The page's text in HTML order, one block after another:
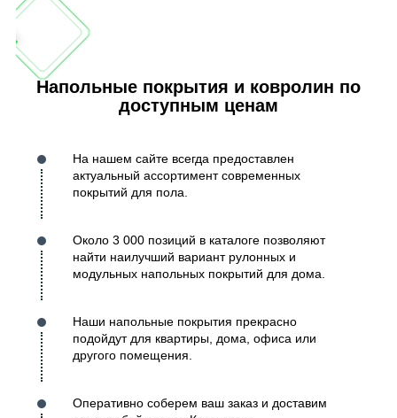
Напольные покрытия и ковролин по
доступным ценам
На нашем сайте всегда предоставлен
актуальный ассортимент современных
покрытий для пола.
Около 3 000 позиций в каталоге позволяют
найти наилучший вариант рулонных и
модульных напольных покрытий для дома.
Наши напольные покрытия прекрасно
подойдут для квартиры, дома, офиса или
другого помещения.
Оперативно соберем ваш заказ и доставим